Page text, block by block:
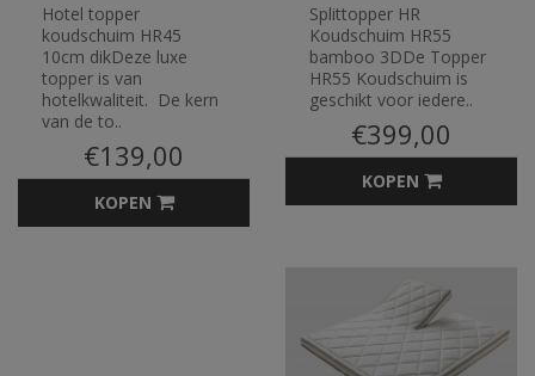
Hotel topper
koudschuim HR45
10cm dikDeze luxe
topper is van
hotelkwaliteit. De kern
van de to..
€139,00
KOPEN
Splittopper HR
Koudschuim HR55
bamboo 3DDe Topper
HR55 Koudschuim is
geschikt voor iedere..
€399,00
KOPEN